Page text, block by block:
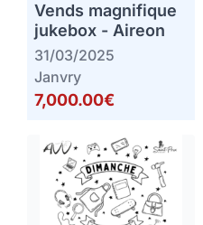
Vends magnifique
jukebox - Aireon
31/03/2025
Janvry
7,000.00€